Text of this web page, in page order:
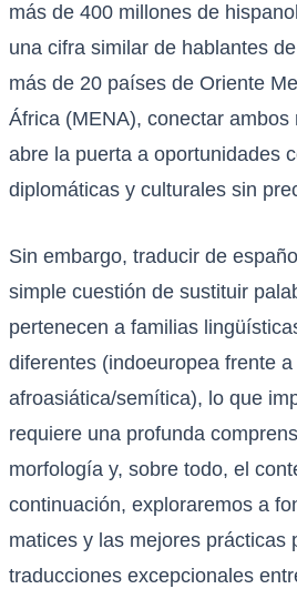
más de 400 millones de
una cifra similar de hablantes
más de 20 países de Oriente
África (MENA), conectar
abre la puerta a oportunidades
diplomáticas y culturales sin
Sin embargo, traducir de
simple cuestión de sustituir
pertenecen a familias
diferentes (indoeuropea frente a
afroasiática/semítica), lo que
requiere una profunda
morfología y, sobre todo, el
continuación, exploraremos a
matices y las mejores prácticas
traducciones excepcionales